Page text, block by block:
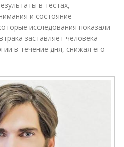
в тестах,
и состояние
исследования показали
заставляет человека
в течение дня, снижая его